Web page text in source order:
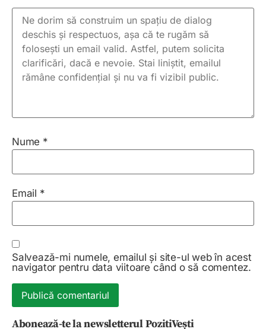
Nume *
Email *
Salvează-mi numele, emailul și site-ul web în acest
navigator pentru data viitoare când o să comentez.
Abonează-te la newsletterul PozitiVești